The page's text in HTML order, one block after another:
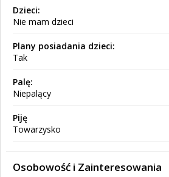
Dzieci:
Nie mam dzieci
Plany posiadania dzieci:
Tak
Palę:
Niepalący
Piję
Towarzysko
Osobowość i Zainteresowania